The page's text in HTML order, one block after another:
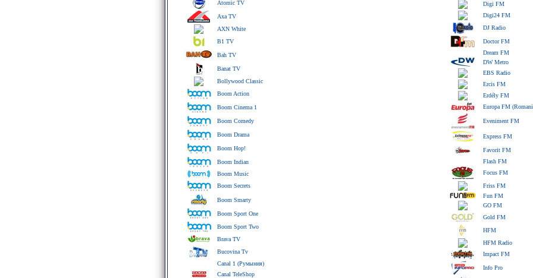
Atomic TV
Axa TV
AXN White
B1 TV
Bah TV
Banat TV
Bollywood Classic
Boom Action
Boom Cinema 1
Boom Comedy
Boom Drama
Boom Hop!
Boom Indian
Boom Music
Boom Secrets
Boom Smarty
Boom Sport One
Boom Sport Two
Brava TV
Bucovina Tv
Canal 1 (Румыния)
Canal TeleShop
Digi FM
Digi24 FM
DJ Radio
Doctor FM
Dream FM
DW Metro
EBS Radio
Ercis FM
Erdély FM
Europa FM
Eveniment FM
Express FM
Favorit FM
Flash FM
Focus FM
Friss FM
Fun FM
GO FM
Gold FM
HFM
HFM Radio
Impact FM
Info Pro